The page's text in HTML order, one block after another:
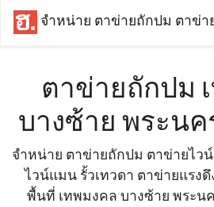
จำหน่าย ตาข่ายถักปม ตาข่า
ตาข่ายถักปม
บางซ้าย พระน
จำหน่าย ตาข่ายถักปม ตาข่ายไว
ไวน์แมน รั้วเทวดา ตาข่ายแรง
พื้นที่ เทพมงคล บางซ้าย พระน